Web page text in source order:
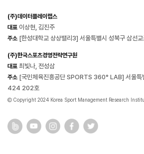
(주)데이터플레이랩스
대표 이상현, 김진주
주소 [한성대학교 상상밸리3] 서울특별시 성북구 삼선
(주)한국스포츠경영전략연구원
대표 최빛나, 전성삼
주소 [국민체육진흥공단 SPORTS 360° LAB] 서울특
424 202호
Copyright 2024 Korea Sport Management Research